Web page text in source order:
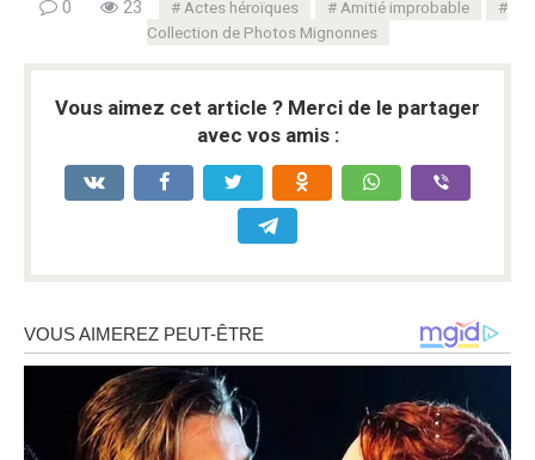
0 23 Actes héroïques
Amitié improbable
Collection de Photos Mignonnes
Vous aimez cet article ? Merci de le partager
avec vos amis :